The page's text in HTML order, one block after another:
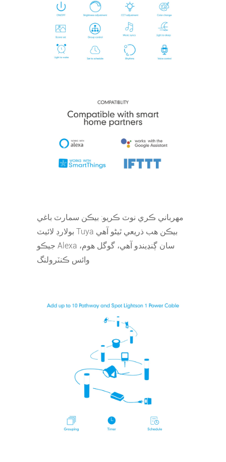
مهرباني ڪري نوٽ ڪريو: بيڪن سمارٽ باغي
بولارڊ لائيٽ Tuya بيڪن هب ذريعي ٿيڻو آهي
جيڪو Alexa سان ڳنڍيندو آهي، گوگل هوم،
وائس ڪنٽرولنگ